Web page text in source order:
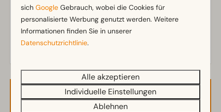
Stellplatz am Wasser
In der Nähe des Sanitärgebäudes
Verfügbarkeit und Preis
sichGoogle Gebrauch, wobei die Cookies für
personalisierte Werbung genutzt werden. Weitere
Informationen finden Sie in unserer
Datenschutzrichtlinie.
Alle akzeptieren
Individuelle Einstellungen
Ablehnen